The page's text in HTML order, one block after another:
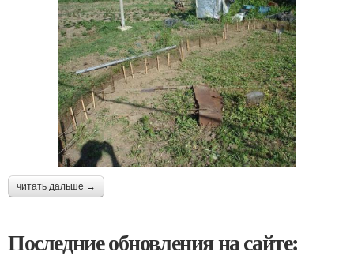
читать дальше →
Последние обновления на сайте: